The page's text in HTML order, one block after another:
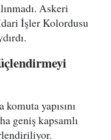
Askeri
İşler Kolordusu
yapısını
geniş kapsamlı